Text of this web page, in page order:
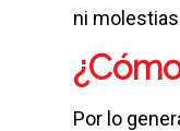
ni
Por lo